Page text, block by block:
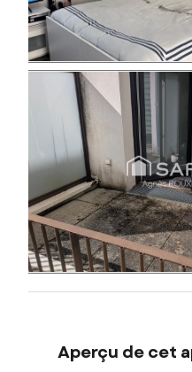
Aperçu de cet